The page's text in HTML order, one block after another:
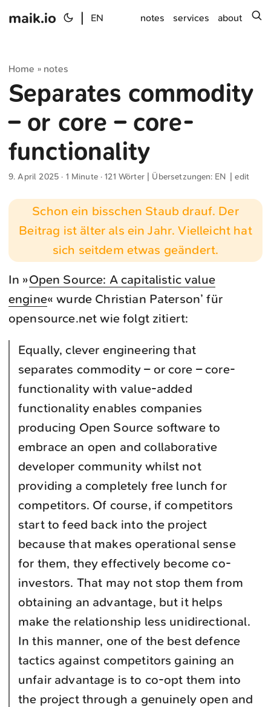
maik.io EN notes services about
Home » notes
Separates commodity
– or core – core-
functionality
9. April 2025 · 1 Minute · 121 Wörter | Übersetzungen: EN |edit
Schon ein bisschen Staub drauf. Der
Beitrag ist älter als ein Jahr. Vielleicht hat
sich seitdem etwas geändert.
In »Open Source: A capitalistic value
engine« wurde Christian Paterson’ für
opensource.net wie folgt zitiert:
Equally, clever engineering that
separates commodity – or core – core-
functionality with value-added
functionality enables companies
producing Open Source software to
embrace an open and collaborative
developer community whilst not
providing a completely free lunch for
competitors. Of course, if competitors
start to feed back into the project
because that makes operational sense
for them, they effectively become co-
investors. That may not stop them from
obtaining an advantage, but it helps
make the relationship less unidirectional.
In this manner, one of the best defence
tactics against competitors gaining an
unfair advantage is to co-opt them into
the project through a genuinely open and